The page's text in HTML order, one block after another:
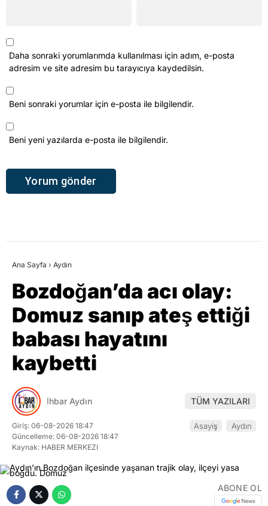
Daha sonraki yorumlarımda kullanılması için adım, e-posta
adresim ve site adresim bu tarayıcıya kaydedilsin.
Beni sonraki yorumlar için e-posta ile bilgilendir.
Beni yeni yazılarda e-posta ile bilgilendir.
Ana Sayfa › Aydın
Bozdoğan’da acı olay:
Domuz sanıp ateş ettiği
babası hayatını
kaybetti
İhbar Aydın TÜM YAZILARI
Giriş: 06-08-2026 18:47
Güncelleme: 06-08-2026 18:47
Kaynak: HABER MERKEZI
Asayiş Aydın
ABONE OL